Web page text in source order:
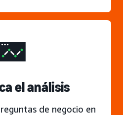
el análisis
de negocio en